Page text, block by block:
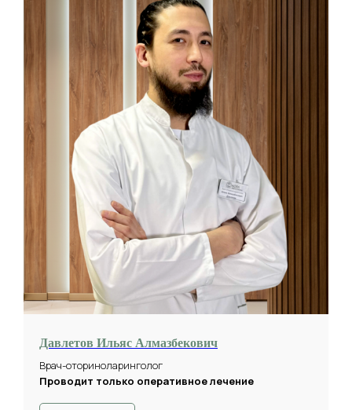
Давлетов Ильяс Алмазбекович
Врач-оториноларинголог
Проводит только оперативное лечение